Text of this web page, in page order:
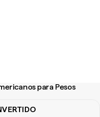
para Pesos